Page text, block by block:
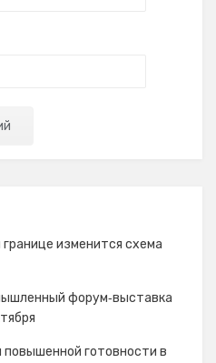
границе изменится схема
форум‑выставка
готовности в